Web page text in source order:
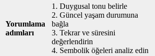
Yorumlama
adımları
1. Duygusal tonu belirle
2. Güncel yaşam durumuna
bağla
3. Tekrar ve süresini
değerlendirin
4. Sembolik öğeleri analiz edin